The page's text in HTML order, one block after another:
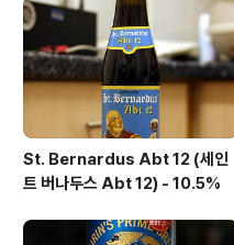
St. Bernardus Abt 12 (세인
트 버나두스 Abt 12) - 10.5%